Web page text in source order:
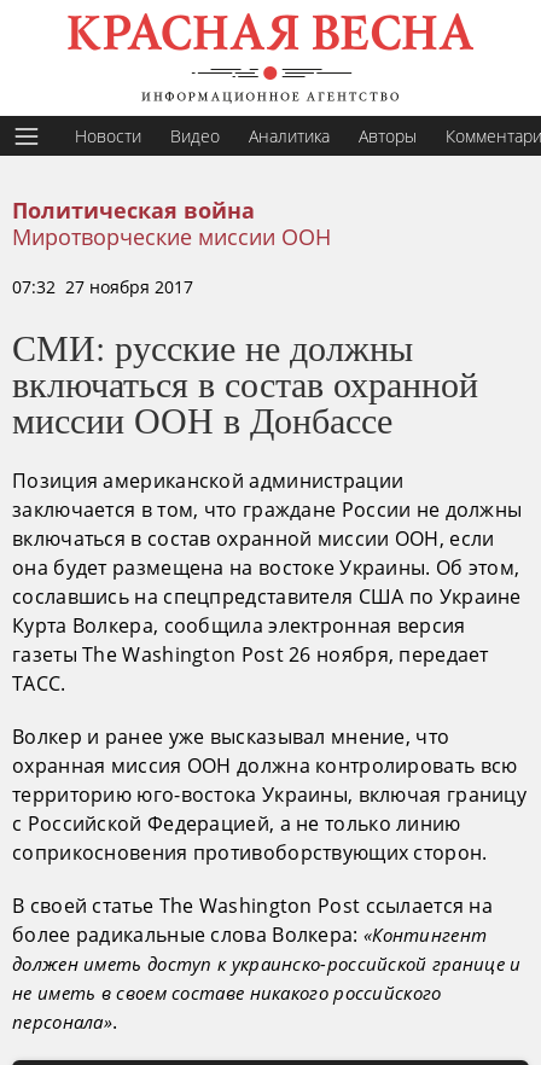
Новости Видео Аналитика Авторы
Политическая война
Миротворческие миссии ООН
07:32 27 ноября 2017
СМИ: русские не должны
включаться в состав охранной
миссии ООН в Донбассе
Позиция американской администрации
заключается в том, что граждане России не должны
включаться в состав охранной миссии ООН, если
она будет размещена на востоке Украины. Об этом,
сославшись на спецпредставителя США по Украине
Курта Волкера, сообщила электронная версия
газеты The Washington Post 26 ноября, передает
ТАСС.
Волкер и ранее уже высказывал мнение, что
охранная миссия ООН должна контролировать всю
территорию юго-востока Украины, включая границу
с Российской Федерацией, а не только линию
соприкосновения противоборствующих сторон.
В своей статье The Washington Post ссылается на
более радикальные слова Волкера: «Контингент
должен иметь доступ к украинско-российской границе и
не иметь в своем составе никакого российского
персонала».